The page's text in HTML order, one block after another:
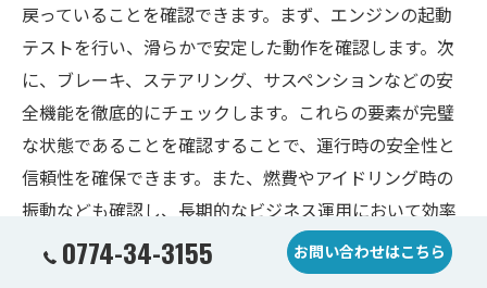
戻っていることを確認できます。まず、エンジンの起動
テストを行い、滑らかで安定した動作を確認します。次
に、ブレーキ、ステアリング、サスペンションなどの安
全機能を徹底的にチェックします。これらの要素が完璧
な状態であることを確認することで、運行時の安全性と
信頼性を確保できます。また、燃費やアイドリング時の
振動なども確認し、長期的なビジネス運用において効率
を最大化します。これらのテストと確認作業は、トラッ
クの耐久性を最大限に引き出すための重要なプロセスで
0774-34-3155 お問い合わせはこちら